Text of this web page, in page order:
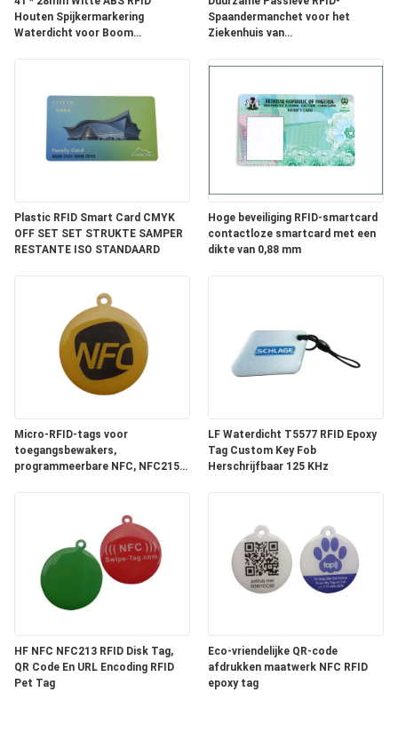
Houten Spijkermarkering
Waterdicht voor Boom
Spaandermanchet voor het
Ziekenhuis van
Plastic RFID Smart Card CMYK
OFF SET SET STRUKTE SAMPER
RESTANTE ISO STANDAARD
Hoge beveiliging RFID-smartcard
contactloze smartcard met een
dikte van 0,88 mm
Micro-RFID-tags voor
toegangsbewakers,
programmeerbare NFC, NFC215
LF Waterdicht T5577 RFID Epoxy
Tag Custom Key Fob
Herschrijfbaar 125 KHz
HF NFC NFC213 RFID Disk Tag,
QR Code En URL Encoding RFID
Pet Tag
Eco-vriendelijke QR-code
afdrukken maatwerk NFC RFID
epoxy tag